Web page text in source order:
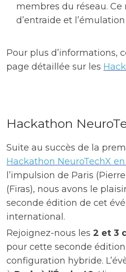
membres du réseau.
d’entraide et
Pour plus d’informations,
page détaillée sur les
Hackathon
Suite au succès de la
Hackathon NeuroTechX
l’impulsion de Paris
(Firas), nous avons le
seconde édition de cet
international.
Rejoignez-nous les2 et 3
pour cette seconde
configuration hybride.